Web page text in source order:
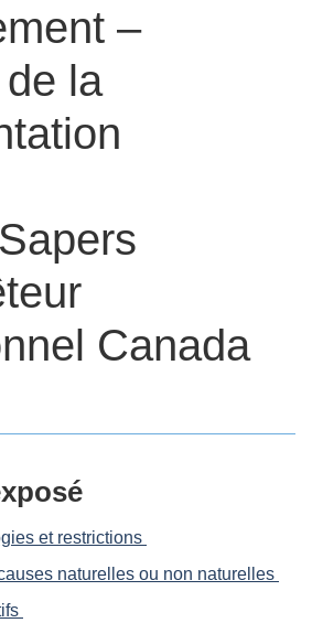
–
la
Canada
et restrictions
naturelles ou non naturelles